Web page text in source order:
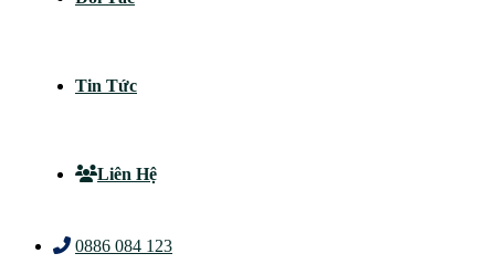
Tin Tức
Liên Hệ
0886 084 123